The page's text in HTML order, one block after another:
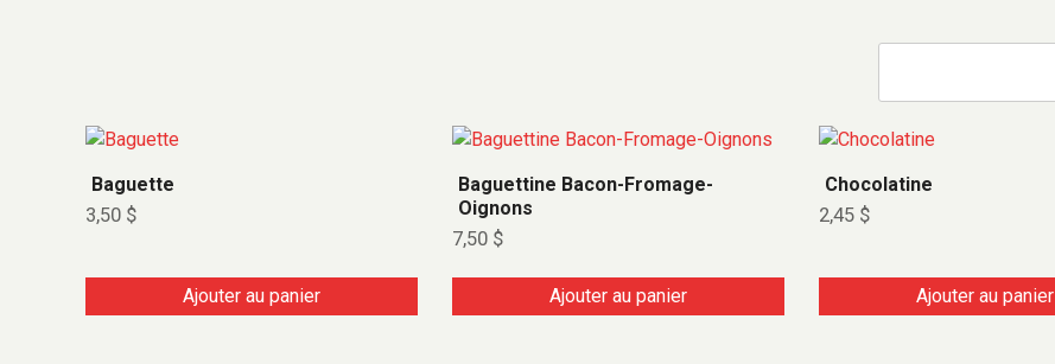
Baguette
3,50 $
Ajouter au panier
Baguettine Bacon-Fromage-
Oignons
7,50 $
Ajouter au panier
Chocolatine
2,45 $
Ajouter au panier